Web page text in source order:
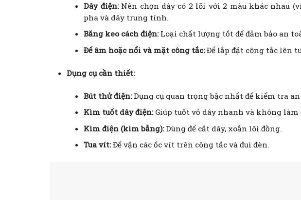
Dây điện:Nên chọn dây có 2 lõi với 2 màu khác nhau
pha và dây trung tính.
Băng keo cách điện:Loại chất lượng tốt để đảm bảo an
Đế âm hoặc nổi và mặt công tắc:Để lắp đặt công tắc lên
Dụng cụ cần thiết:
Bút thử điện:Dụng cụ quan trọng bậc nhất để kiểm tra
Kìm tuốt dây điện:Giúp tuốt vỏ dây nhanh và không
Kìm điện (kìm bằng):Dùng để cắt dây, xoắn lõi đồng.
Tua vít:Để vặn các ốc vít trên công tắc và đui đèn.